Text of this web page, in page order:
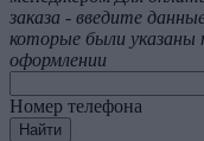
заказа - введите
которые были указаны
оформлении
Номер телефона
Найти